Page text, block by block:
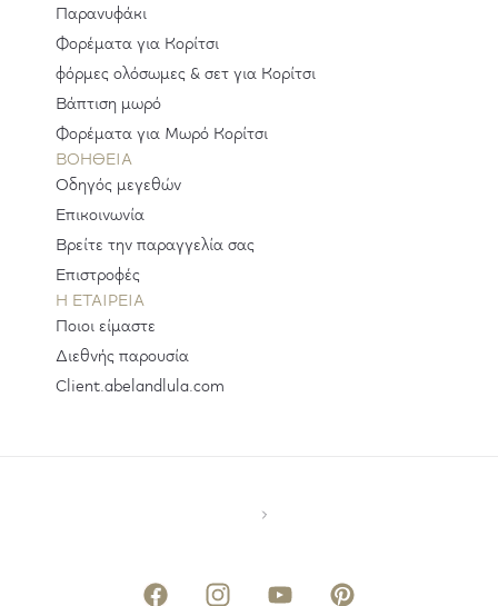
Παρανυφάκι
Φορέματα για Κορίτσι
φόρμες ολόσωμες & σετ για Κορίτσι
Βάπτιση μωρό
Φορέματα για Μωρό Κορίτσι
ΒΟΗΘΕΙΑ
Οδηγός μεγεθών
Επικοινωνία
Βρείτε την παραγγελία σας
Επιστροφές
H ΕΤΑΙΡΕΊΑ
Ποιοι είμαστε
Διεθνής παρουσία
Client.abelandlula.com